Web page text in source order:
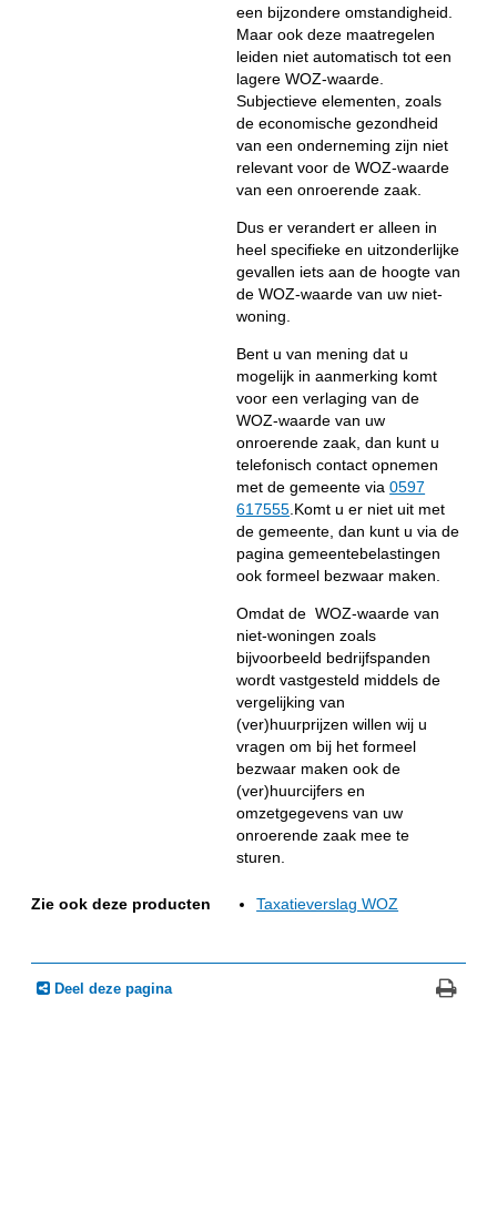
een bijzondere omstandigheid.
Maar ook deze maatregelen
leiden niet automatisch tot een
lagere WOZ-waarde.
Subjectieve elementen, zoals
de economische gezondheid
van een onderneming zijn niet
relevant voor de WOZ-waarde
van een onroerende zaak.
Dus er verandert er alleen in
heel specifieke en uitzonderlijke
gevallen iets aan de hoogte van
de WOZ-waarde van uw niet-
woning.
Bent u van mening dat u
mogelijk in aanmerking komt
voor een verlaging van de
WOZ-waarde van uw
onroerende zaak, dan kunt u
telefonisch contact opnemen
met de gemeente via0597
617555 .Komt u er niet uit met
de gemeente, dan kunt u via de
pagina gemeentebelastingen
ook formeel bezwaar maken.
Omdat de WOZ-waarde van
niet-woningen zoals
bijvoorbeeld bedrijfspanden
wordt vastgesteld middels de
vergelijking van
(ver)huurprijzen willen wij u
vragen om bij het formeel
bezwaar maken ook de
(ver)huurcijfers en
omzetgegevens van uw
onroerende zaak mee te
sturen.
Zie ook deze producten Taxatieverslag WOZ
Deel deze pagina